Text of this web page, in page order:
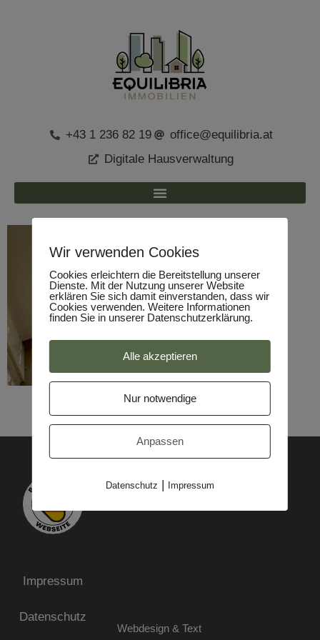
+43 1 236 82 19
office@equilibria.at
Digitale Hausverwaltung
Impressum
Datenschutz
Webdesign & Text
Wir verwenden Cookies
Cookies erleichtern die Bereitstellung unserer
Dienste. Mit der Nutzung unserer Website
erklären Sie sich damit einverstanden, dass wir
Cookies verwenden. Weitere Informationen
finden Sie in unserer Datenschutzerklärung.
Alle akzeptieren
Nur notwendige
Anpassen
Datenschutz | Impressum